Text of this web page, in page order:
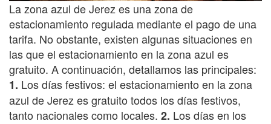
La zona azul de Jerez es una zona de
estacionamiento regulada mediante el pago de una
tarifa. No obstante, existen algunas situaciones en
las que el estacionamiento en la zona azul es
gratuito. A continuación, detallamos las principales:
1. Los días festivos: el estacionamiento en la zona
azul de Jerez es gratuito todos los días festivos,
tanto nacionales como locales. 2. Los días en los